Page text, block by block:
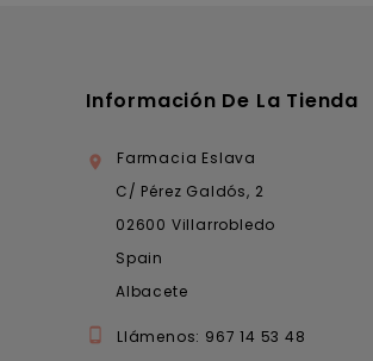
Información De La Tienda

Farmacia Eslava
C/ Pérez Galdós, 2
02600 Villarrobledo
Spain
Albacete
 Llámenos: 967 14 53 48